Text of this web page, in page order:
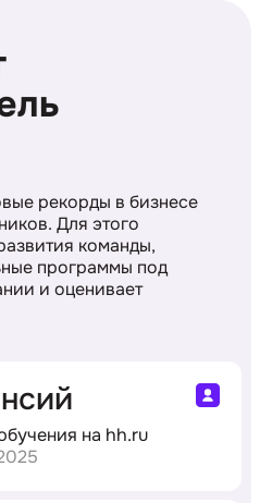
рекорды в бизнесе
Для этого
команды,
программы под
и оценивает
на hh.ru